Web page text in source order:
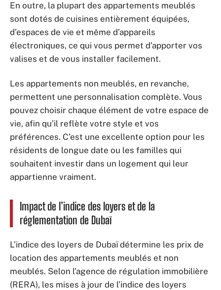
En outre, la plupart des appartements meublés
sont dotés de cuisines entièrement équipées,
d’espaces de vie et même d’appareils
électroniques, ce qui vous permet d’apporter vos
valises et de vous installer facilement.
Les appartements non meublés, en revanche,
permettent une personnalisation complète. Vous
pouvez choisir chaque élément de votre espace de
vie, afin qu’il reflète votre style et vos
préférences. C’est une excellente option pour les
résidents de longue date ou les familles qui
souhaitent investir dans un logement qui leur
appartienne vraiment.
Impact de l’indice des loyers et de la
réglementation de Dubaï
L’indice des loyers de Dubaï détermine les prix de
location des appartements meublés et non
meublés. Selon l’agence de régulation immobilière
(RERA), les mises à jour de l’indice des loyers